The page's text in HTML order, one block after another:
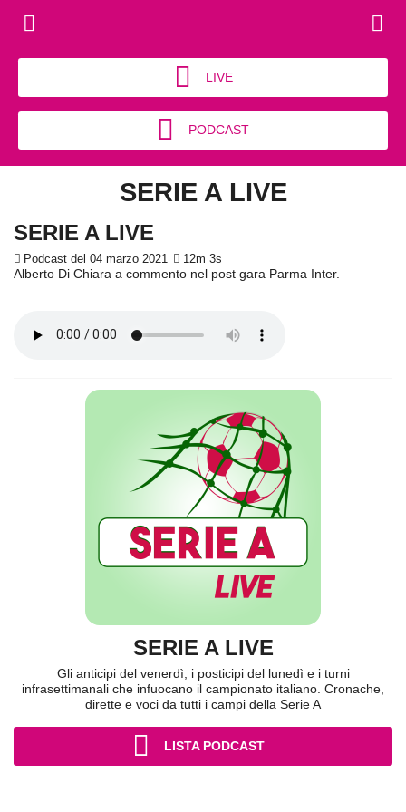
LIVE
PODCAST
SERIE A LIVE
SERIE A LIVE
Podcast del 04 marzo 2021 12m 3s
Alberto Di Chiara a commento nel post gara Parma Inter.
SERIE A LIVE
Gli anticipi del venerdì, i posticipi del lunedì e i turni
infrasettimanali che infuocano il campionato italiano. Cronache,
dirette e voci da tutti i campi della Serie A
LISTA PODCAST